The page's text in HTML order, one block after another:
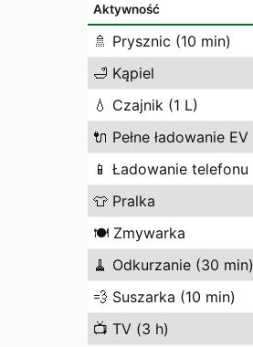
Aktywność
🚿 Prysznic (10 min)
🛁 Kąpiel
💧 Czajnik (1 L)
🔌 Pełne ładowanie EV
📱 Ładowanie telefonu
👕 Pralka
🍽️ Zmywarka
🧹 Odkurzanie (30 min)
💨 Suszarka (10 min)
📺 TV (3 h)